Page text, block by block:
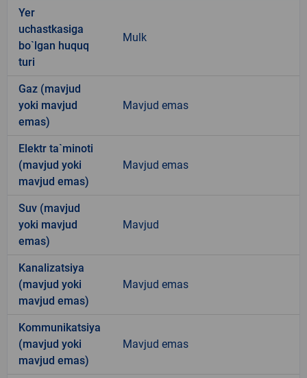
Yer
uchastkasiga
bo`lgan huquq
turi
Mulk
Gaz (mavjud
yoki mavjud
emas)
Mavjud emas
Elektr ta`minoti
(mavjud yoki
mavjud emas)
Mavjud emas
Suv (mavjud
yoki mavjud
emas)
Mavjud
Kanalizatsiya
(mavjud yoki
mavjud emas)
Mavjud emas
Kommunikatsiya
(mavjud yoki
mavjud emas)
Mavjud emas